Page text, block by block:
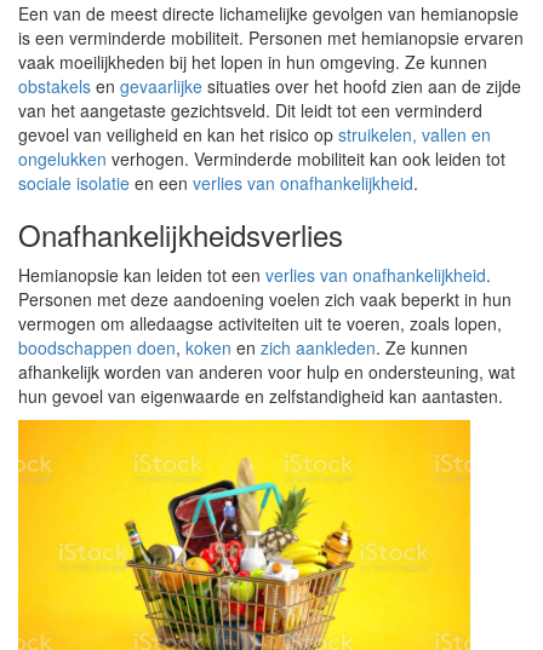
Een van de meest directe lichamelijke gevolgen van hemianopsie
is een verminderde mobiliteit. Personen met hemianopsie ervaren
vaak moeilijkheden bij het lopen in hun omgeving. Ze kunnen
obstakels en gevaarlijke situaties over het hoofd zien aan de zijde
van het aangetaste gezichtsveld. Dit leidt tot een verminderd
gevoel van veiligheid en kan het risico op struikelen, vallen en
ongelukken verhogen. Verminderde mobiliteit kan ook leiden tot
sociale isolatie en een verlies van onafhankelijkheid.
Onafhankelijkheidsverlies
Hemianopsie kan leiden tot een verlies van onafhankelijkheid.
Personen met deze aandoening voelen zich vaak beperkt in hun
vermogen om alledaagse activiteiten uit te voeren, zoals lopen,
boodschappen doen, koken en zich aankleden. Ze kunnen
afhankelijk worden van anderen voor hulp en ondersteuning, wat
hun gevoel van eigenwaarde en zelfstandigheid kan aantasten.